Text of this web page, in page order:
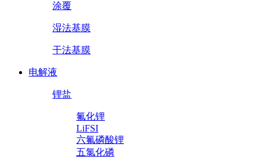
涂覆
湿法基膜
干法基膜
电解液
锂盐
氟化锂
LiFSI
六氟磷酸锂
五氯化磷